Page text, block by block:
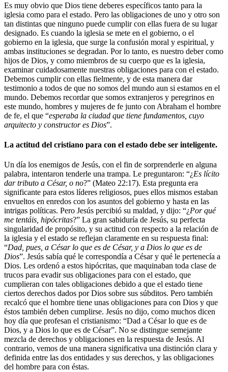
Es muy obvio que Dios tiene deberes específicos tanto para la
iglesia como para el estado. Pero las obligaciones de uno y otro son
tan distintas que ninguno puede cumplir con ellas fuera de su lugar
designado. Es cuando la iglesia se mete en el gobierno, o el
gobierno en la iglesia, que surge la confusión moral y espiritual, y
ambas instituciones se degradan. Por lo tanto, es nuestro deber como
hijos de Dios, y como miembros de su cuerpo que es la iglesia,
examinar cuidadosamente nuestras obligaciones para con el estado.
Debemos cumplir con ellas fielmente, y de esta manera dar
testimonio a todos de que no somos del mundo aun si estamos en el
mundo. Debemos recordar que somos extranjeros y peregrinos en
este mundo, hombres y mujeres de fe junto con Abraham el hombre
de fe, el que “esperaba la ciudad que tiene fundamentos, cuyo
arquitecto y constructor es Dios”.
La actitud del cristiano para con el estado debe ser inteligente.
Un día los enemigos de Jesús, con el fin de sorprenderle en alguna
palabra, intentaron tenderle una trampa. Le preguntaron: “¿Es lícito
dar tributo a César, o no?” (Mateo 22:17). Esta pregunta era
significante para estos líderes religiosos, pues ellos mismos estaban
envueltos en enredos con los asuntos del gobierno y hasta en las
intrigas políticas. Pero Jesús percibió su maldad, y dijo: “¿Por qué
me tentáis, hipócritas?” La gran sabiduría de Jesús, su perfecta
singularidad de propósito, y su actitud con respecto a la relación de
la iglesia y el estado se reflejan claramente en su respuesta final:
“Dad, pues, a César lo que es de César, y a Dios lo que es de
Dios”. Jesús sabía qué le correspondía a César y qué le pertenecía a
Dios. Les ordenó a estos hipócritas, que maquinaban toda clase de
trucos para evadir sus obligaciones para con el estado, que
cumplieran con tales obligaciones debido a que el estado tiene
ciertos derechos dados por Dios sobre sus súbditos. Pero también
recalcó que el hombre tiene unas obligaciones para con Dios y que
éstos también deben cumplirse. Jesús no dijo, como muchos dicen
hoy día que profesan el cristianismo: “Dad a César lo que es de
Dios, y a Dios lo que es de César”. No se distingue semejante
mezcla de derechos y obligaciones en la respuesta de Jesús. Al
contrario, vemos de una manera significativa una distinción clara y
definida entre las dos entidades y sus derechos, y las obligaciones
del hombre para con éstas.